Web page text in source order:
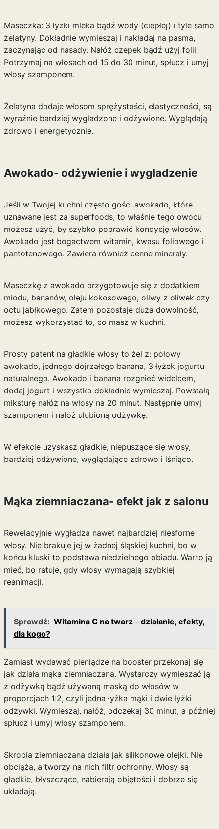
Maseczka: 3 łyżki mleka bądź wody (ciepłej) i tyle samo
żelatyny. Dokładnie wymieszaj i nakładaj na pasma,
zaczynając od nasady. Nałóż czepek bądź użyj folii.
Potrzymaj na włosach od 15 do 30 minut, spłucz i umyj
włosy szamponem.
Żelatyna dodaje włosom sprężystości, elastyczności, są
wyraźnie bardziej wygładzone i odżywione. Wyglądają
zdrowo i energetycznie.
Awokado- odżywienie i wygładzenie
Jeśli w Twojej kuchni często gości awokado, które
uznawane jest za superfoods, to właśnie tego owocu
możesz użyć, by szybko poprawić kondycję włosów.
Awokado jest bogactwem witamin, kwasu foliowego i
pantotenowego. Zawiera również cenne minerały.
Maseczkę z awokado przygotowuje się z dodatkiem
miodu, bananów, oleju kokosowego, oliwy z oliwek czy
octu jabłkowego. Zatem pozostaje duża dowolność,
możesz wykorzystać to, co masz w kuchni.
Prosty patent na gładkie włosy to żel z: połowy
awokado, jednego dojrzałego banana, 3 łyżek jogurtu
naturalnego. Awokado i banana rozgnieć widelcem,
dodaj jogurt i wszystko dokładnie wymieszaj. Powstałą
miksturę nałóż na włosy na 20 minut. Następnie umyj
szamponem i nałóż ulubioną odżywkę.
W efekcie uzyskasz gładkie, niepuszące się włosy,
bardziej odżywione, wyglądające zdrowo i lśniąco.
Mąka ziemniaczana- efekt jak z salonu
Rewelacyjnie wygładza nawet najbardziej niesforne
włosy. Nie brakuje jej w żadnej śląskiej kuchni, bo w
końcu kluski to podstawa niedzielnego obiadu. Warto ją
mieć, bo ratuje, gdy włosy wymagają szybkiej
reanimacji.
Sprawdź: Witamina C na twarz – działanie, efekty,
dla kogo?
Zamiast wydawać pieniądze na booster przekonaj się
jak działa mąka ziemniaczana. Wystarczy wymieszać ją
z odżywką bądź używaną maską do włosów w
proporcjach 1:2, czyli jedna łyżka mąki i dwie łyżki
odżywki. Wymieszaj, nałóż, odczekaj 30 minut, a później
spłucz i umyj włosy szamponem.
Skrobia ziemniaczana działa jak silikonowe olejki. Nie
obciąża, a tworzy na nich filtr ochronny. Włosy są
gładkie, błyszczące, nabierają objętości i dobrze się
układają.